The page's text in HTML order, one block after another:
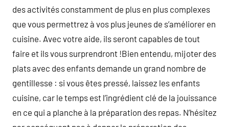
des activités constamment de plus en plus complexes
que vous permettrez à vos plus jeunes de s’améliorer en
cuisine. Avec votre aide, ils seront capables de tout
faire et ils vous surprendront !Bien entendu, mijoter des
plats avec des enfants demande un grand nombre de
gentillesse : si vous êtes pressé, laissez les enfants
cuisine, car le temps est l’ingrédient clé de la jouissance
en ce qui a planche à la préparation des repas. N’hésitez